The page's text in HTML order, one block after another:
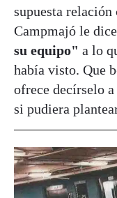
supuesta
Campmajó le
su equipo" a lo
había visto. Que
ofrece decírselo
si pudiera